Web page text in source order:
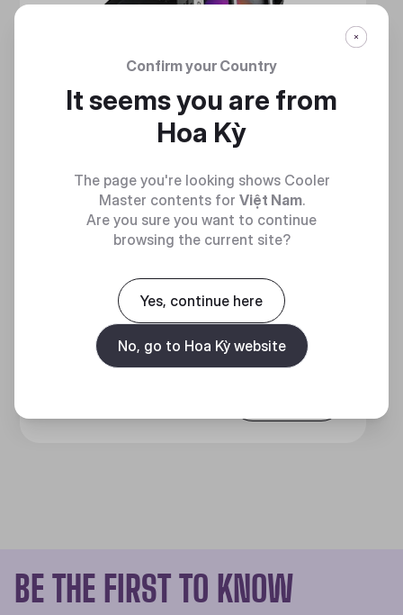
HAF 700
BE THE FIRST TO KNOW
Confirm your Country
It seems you are from
Hoa Kỳ
The page you're looking shows Cooler
Master contents for Việt Nam.
Are you sure you want to continue
browsing the current site?
Yes, continue here
No, go to Hoa Kỳ website